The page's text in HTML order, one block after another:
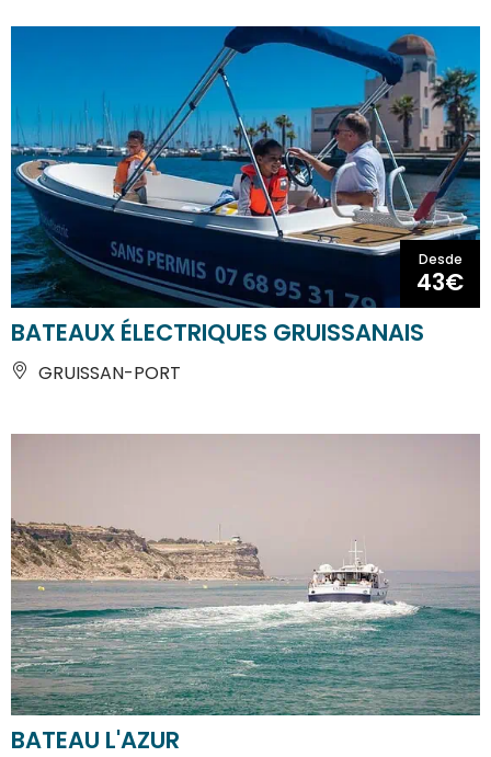
Desde
43€
BATEAUX ÉLECTRIQUES GRUISSANAIS
GRUISSAN-PORT
BATEAU L'AZUR